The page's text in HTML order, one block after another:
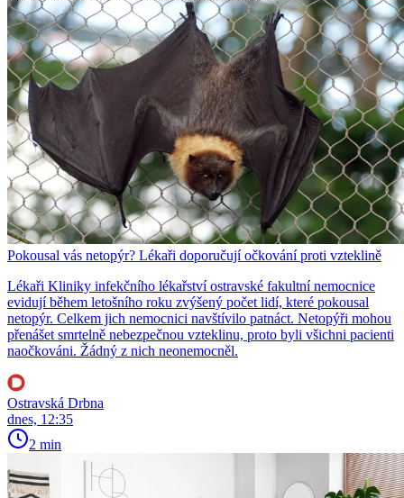
Pokousal vás netopýr? Lékaři doporučují očkování proti vzteklině
Lékaři Kliniky infekčního lékařství ostravské fakultní nemocnice
evidují během letošního roku zvýšený počet lidí, které pokousal
netopýr. Celkem jich nemocnici navštívilo patnáct. Netopýři mohou
přenášet smrtelně nebezpečnou vzteklinu, proto byli všichni pacienti
naočkováni. Žádný z nich neonemocněl.
Ostravská Drbna
dnes, 12:35
2 min